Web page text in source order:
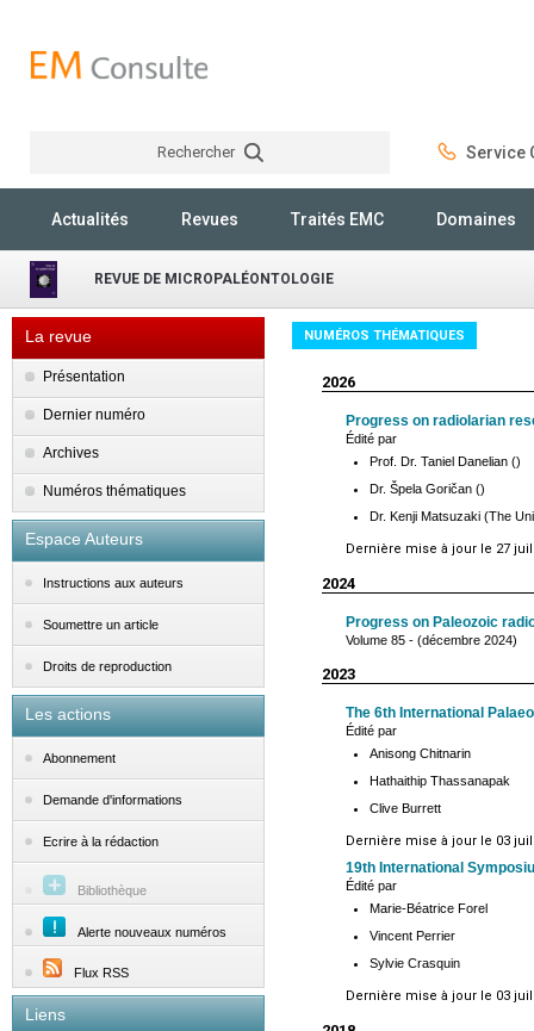
Rechercher Service
Actualités Revues Traités EMC Domaines
REVUE DE MICROPALÉONTOLOGIE
La revue
Présentation
Dernier numéro
Archives
Numéros thématiques
Espace Auteurs
Instructions aux auteurs
Soumettre un article
Droits de reproduction
Les actions
Abonnement
Demande d'informations
Ecrire à la rédaction
Bibliothèque
Alerte nouveaux numéros
Flux RSS
Liens
NUMÉROS THÉMATIQUES
2026
Progress on radiolarian
Édité par
Prof. Dr. Taniel Danelian ()
Dr. Špela Goričan ()
Dr. Kenji Matsuzaki (The
Dernière mise à jour le 27
2024
Progress on Paleozoic
Volume 85 - (décembre 2024)
2023
The 6th International
Édité par
Anisong Chitnarin
Hathaithip Thassanapak
Clive Burrett
Dernière mise à jour le 03
19th International
Édité par
Marie-Béatrice Forel
Vincent Perrier
Sylvie Crasquin
Dernière mise à jour le 03